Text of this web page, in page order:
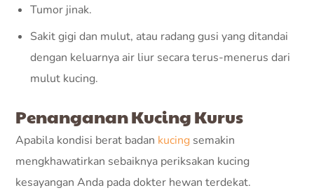
Tumor jinak.
Sakit gigi dan mulut, atau radang gusi yang ditandai
dengan keluarnya air liur secara terus-menerus dari
mulut kucing.
Penanganan Kucing Kurus
Apabila kondisi berat badan kucing semakin
mengkhawatirkan sebaiknya periksakan kucing
kesayangan Anda pada dokter hewan terdekat.